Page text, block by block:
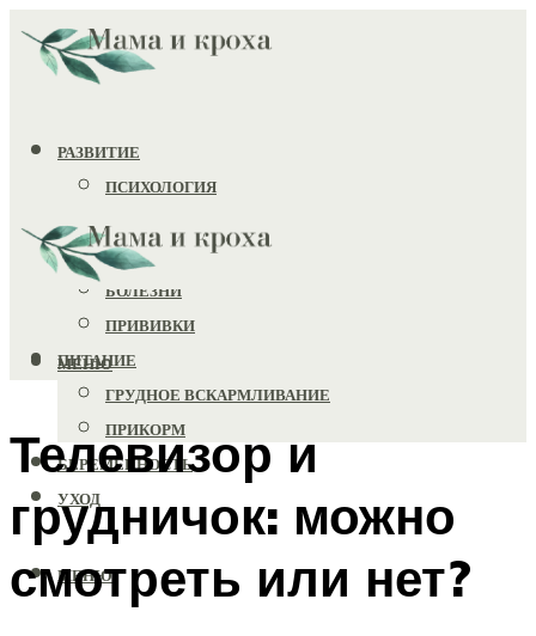
РАЗВИТИЕ
ПСИХОЛОГИЯ
ИГРУШКИ
ЗДОРОВЬЕ
БОЛЕЗНИ
ПРИВИВКИ
ПИТАНИЕ
ГРУДНОЕ ВСКАРМЛИВАНИЕ
ПРИКОРМ
БЕРЕМЕННОСТЬ
УХОД
МЕНЮ
МЕНЮ
Телевизор и
грудничок: можно
смотреть или нет?